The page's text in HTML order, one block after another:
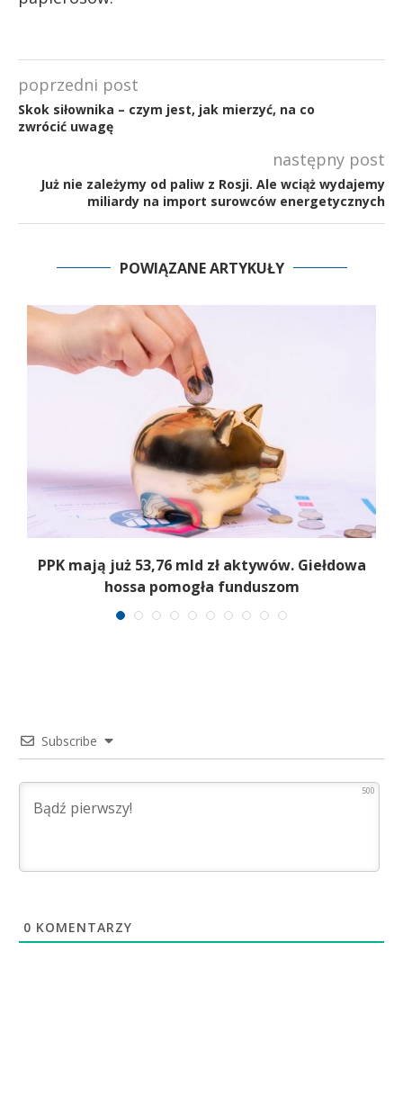
poprzedni post
Skok siłownika – czym jest, jak mierzyć, na co
zwrócić uwagę
następny post
Już nie zależymy od paliw z Rosji. Ale wciąż wydajemy
miliardy na import surowców energetycznych
POWIĄZANE ARTYKUŁY
PPK mają już 53,76 mld zł aktywów. Giełdowa
hossa pomogła funduszom
Subscribe
500
0 KOMENTARZY